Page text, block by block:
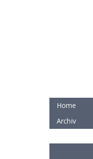
Home
Archiv